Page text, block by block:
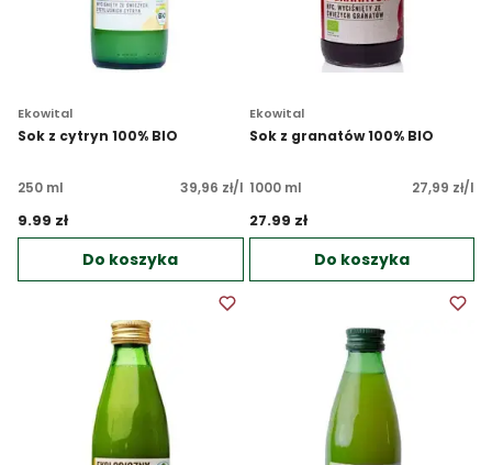
Ekowital
Sok z cytryn 100% BIO
250 ml 39,96 zł/l
9.99 zł
Do koszyka
Ekowital
Sok z granatów 100% BIO
1000 ml 27,99 zł/l
27.99 zł
Do koszyka